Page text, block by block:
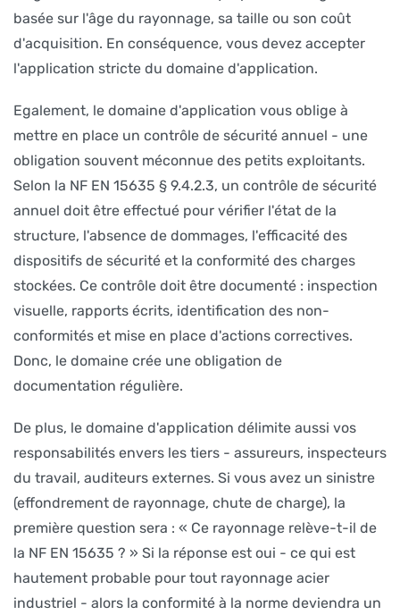
basée sur l'âge du rayonnage, sa taille ou son coût
d'acquisition. En conséquence, vous devez accepter
l'application stricte du domaine d'application.
Egalement, le domaine d'application vous oblige à
mettre en place un contrôle de sécurité annuel - une
obligation souvent méconnue des petits exploitants.
Selon la NF EN 15635 § 9.4.2.3, un contrôle de sécurité
annuel doit être effectué pour vérifier l'état de la
structure, l'absence de dommages, l'efficacité des
dispositifs de sécurité et la conformité des charges
stockées. Ce contrôle doit être documenté : inspection
visuelle, rapports écrits, identification des non-
conformités et mise en place d'actions correctives.
Donc, le domaine crée une obligation de
documentation régulière.
De plus, le domaine d'application délimite aussi vos
responsabilités envers les tiers - assureurs, inspecteurs
du travail, auditeurs externes. Si vous avez un sinistre
(effondrement de rayonnage, chute de charge), la
première question sera : « Ce rayonnage relève-t-il de
la NF EN 15635 ? » Si la réponse est oui - ce qui est
hautement probable pour tout rayonnage acier
industriel - alors la conformité à la norme deviendra un